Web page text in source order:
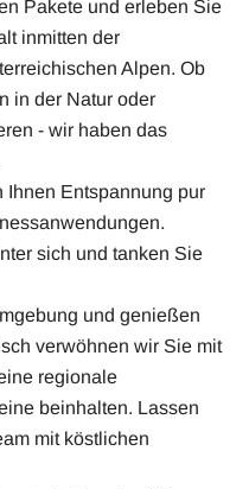
Pakete und erleben Sie
inmitten der
Alpen. Ob
in der Natur oder
- wir haben das
Ihnen Entspannung pur
sich und tanken Sie
und genießen
verwöhnen wir Sie mit
regionale
beinhalten. Lassen
mit köstlichen